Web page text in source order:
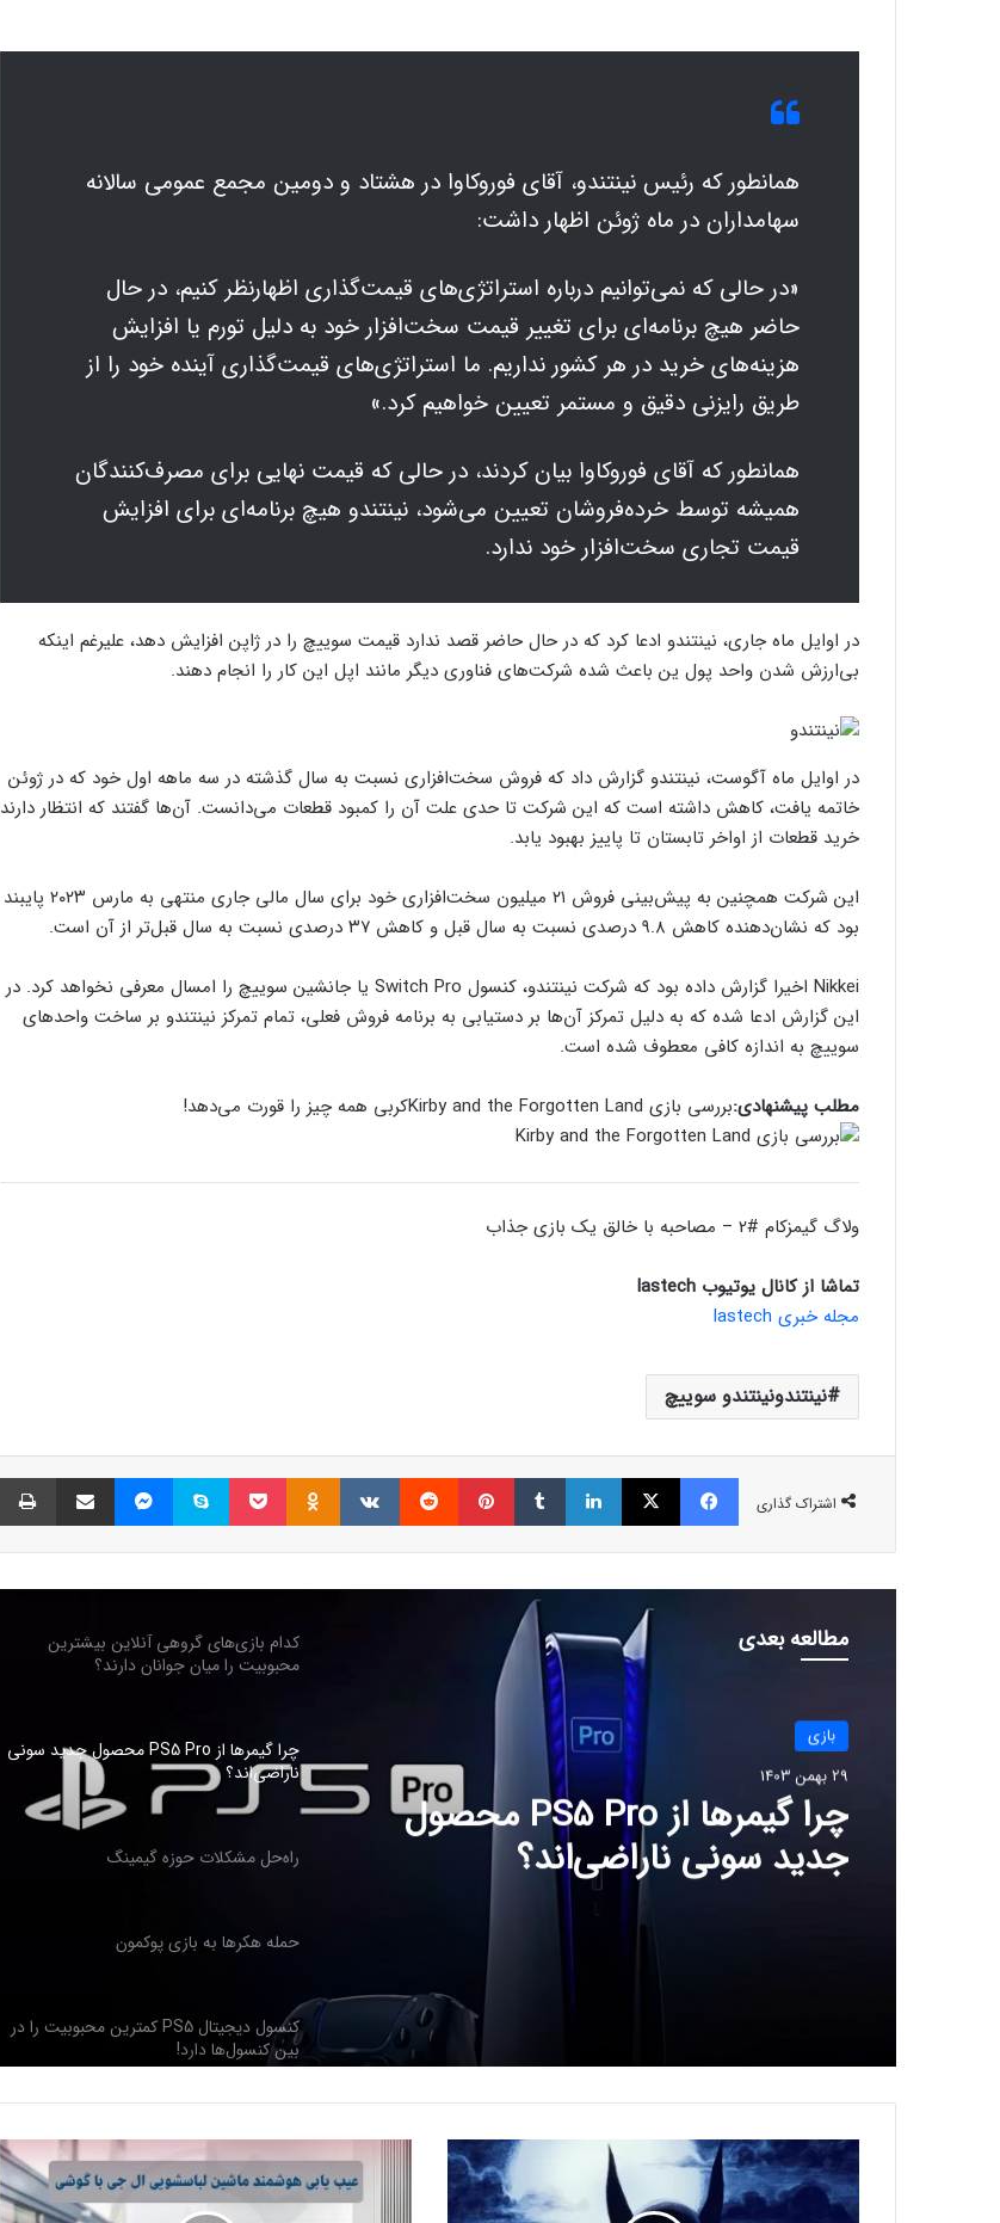
همانطور که رئیس نینتندو، آقای فوروکاوا در هشتاد و دومین مجمع عمومی سالانه
سهامداران در ماه ژوئن اظهار داشت:
«در حالی که نمی‌توانیم درباره استراتژی‌های قیمت‌گذاری اظهارنظر کنیم، در حال
حاضر هیچ برنامه‌ای برای تغییر قیمت سخت‌افزار خود به دلیل تورم یا افزایش
هزینه‌های خرید در هر کشور نداریم. ما استراتژی‌های قیمت‌گذاری آینده خود را از
طریق رایزنی دقیق و مستمر تعیین خواهیم کرد.»
همانطور که آقای فوروکاوا بیان کردند، در حالی که قیمت نهایی برای مصرف‌کنندگان
همیشه توسط خرده‌فروشان تعیین می‌شود، نینتندو هیچ برنامه‌ای برای افزایش
قیمت تجاری سخت‌افزار خود ندارد.
در اوایل ماه جاری، نینتندو ادعا کرد که در حال حاضر قصد ندارد قیمت سوییچ را در ژاپن افزایش دهد، علیرغم اینکه
بی‌ارزش شدن واحد پول ین باعث شده شرکت‌های فناوری دیگر مانند اپل این کار را انجام دهند.
در اوایل ماه آگوست، نینتندو گزارش داد که فروش سخت‌افزاری نسبت به سال گذشته در سه ماهه اول خود که در ژوئن
خاتمه یافت، کاهش داشته است که این شرکت تا حدی علت آن را کمبود قطعات می‌دانست. آن‌ها گفتند که انتظار دارند
خرید قطعات از اواخر تابستان تا پاییز بهبود یابد.
این شرکت همچنین به پیش‌بینی فروش ۲۱ میلیون سخت‌افزاری خود برای سال مالی جاری منتهی به مارس ۲۰۲۳ پایبند
بود که نشان‌دهنده کاهش ۹.۸ درصدی نسبت به سال قبل و کاهش ۳۷ درصدی نسبت به سال قبل‌تر از آن است.
Nikkei اخیرا گزارش داده بود که شرکت نینتندو، کنسول Switch Pro یا جانشین سوییچ را امسال معرفی نخواهد کرد. در
این گزارش ادعا شده که به دلیل تمرکز آن‌ها بر دستیابی به برنامه فروش فعلی، تمام تمرکز نینتندو بر ساخت واحدهای
سوییچ به اندازه کافی معطوف شده است.
مطلب پیشنهادی:بررسی بازی Kirby and the Forgotten Land کربی همه چیز را قورت می‌دهد!
ولاگ گیمزکام #2 – مصاحبه با خالق یک بازی جذاب
تماشا از کانال یوتیوب lastech
مجله خبری lastech
نینتندونینتندو سوییچ
اشتراک گذاری
فیسبوک ایکس لینکداین تامبلر پینتریست Reddit
VKontakte
Odnoklassniki پاکت اسکایپ مسنجر اشتراک گذاری با ایمیل
مطالعه بعدی
بازی
29 بهمن 1403
چرا گیمرها از PS5 Pro محصول
جدید سونی ناراضی‌اند؟
کنسول دیجیتال PS5 کمترین محبوبیت را در
بین کنسول‌ها دارد!
گسترده‌ای شد
منفی ندارد
کدام بازی‌های گروهی آنلاین بیشترین
محبوبیت را میان جوانان دارند؟
چرا گیمرها از PS5 Pro محصول جدید سونی
ناراضی‌اند؟
راه‌حل مشکلات حوزه گیمینگ
حمله هکرها به بازی پوکمون
کنسول دیجیتال PS5 کمترین محبوبیت را در
بین کنسول‌ها دارد!
اینفوگرافیک: در سال ۲۰۲۵ منتظر این
بازی‌های ویدئویی جذاب باشید
ر
ق
ا